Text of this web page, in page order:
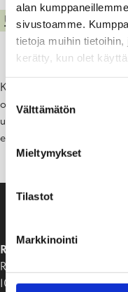
alan
sivustoamme.
tietoja muihin
kerätty, kun olet
valinta
Välttämätön
Mieltymykset
Tilastot
Markkinointi
UIMARANNAT
Kaskimaan uimarannalla on
olla myrkyllisiä. Koska
uimareita kehotetaan
esiintyy runsaasti,
RAASEPORIN
Raaseporintie 37
10650 Tammisaari